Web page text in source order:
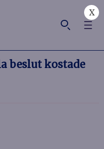
X
beslut kostade